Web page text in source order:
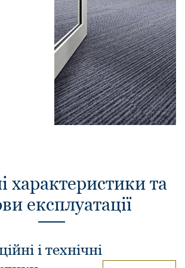
характеристики та
експлуатації
і технічні